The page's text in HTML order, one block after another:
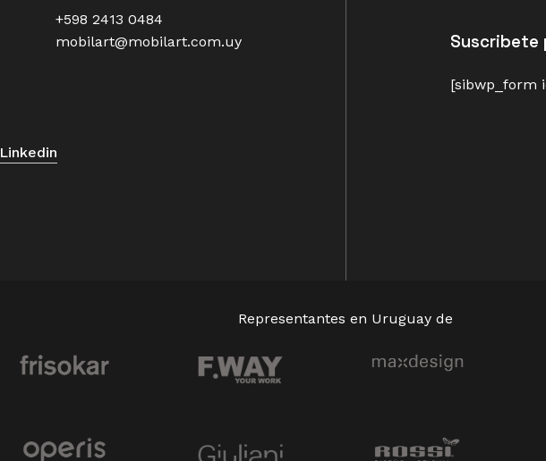
+598 2413 0484
mobilart@mobilart.com.uy
Linkedin
Suscribete
[sibwp_form
Representantes en Uruguay de